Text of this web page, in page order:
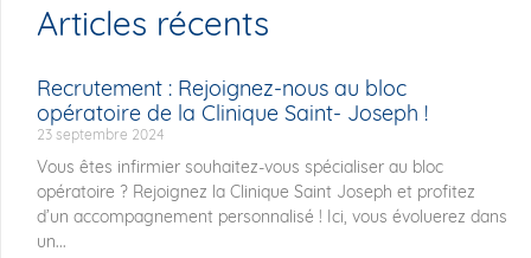
Articles récents
Recrutement : Rejoignez-nous au bloc
opératoire de la Clinique Saint- Joseph !
23 septembre 2024
Vous êtes infirmier souhaitez-vous spécialiser au bloc
opératoire ? Rejoignez la Clinique Saint Joseph et profitez
d’un accompagnement personnalisé ! Ici, vous évoluerez dans
un...